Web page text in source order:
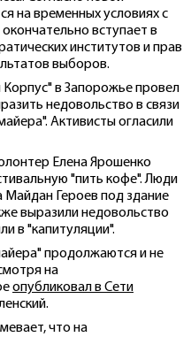
на временных условиях с
вступает в
институтов и прав
выборов.
в Запорожье провел
недовольство в связи
Активисты огласили
Елена Ярошенко
"пить кофе". Люди
Майдан Героев под здание
выразили недовольство
в "капитуляции".
продолжаются и не
на
опубликовал в Сети
что на